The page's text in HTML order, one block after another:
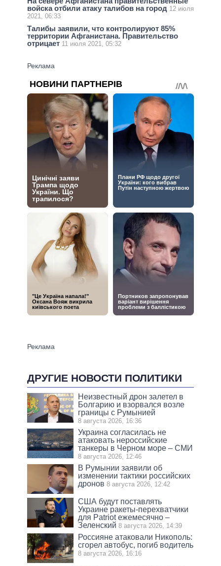
войска отбили атаку талибов на город 12 июля
2021, 06:33
Талибы заявили, что контролируют 85%
территории Афганистана. Правительство
отрицает 11 июля 2021, 05:32
ДРУГИЕ НОВОСТИ ПОЛИТИКИ
Неизвестный дрон залетел в
Болгарию и взорвался возле
границы с Румынией
8 августа 2026, 16:36
Украина согласилась не
атаковать нероссийские
танкеры в Черном море – СМИ
8 августа 2026, 12:46
В Румынии заявили об
изменении тактики российских
дронов 8 августа 2026, 12:42
США будут поставлять
Украине ракеты-перехватчики
для Patriot ежемесячно –
Зеленский 8 августа 2026, 14:39
Россияне атаковали Никополь:
сгорел автобус, погиб водитель
8 августа 2026, 16:16